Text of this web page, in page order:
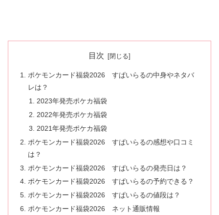
目次
ポケモンカード福袋2026 すぱいらるの中身やネタバ
レは？
2023年発売ポケカ福袋
2022年発売ポケカ福袋
2021年発売ポケカ福袋
ポケモンカード福袋2026 すぱいらるの感想や口コミ
は？
ポケモンカード福袋2026 すぱいらるの発売日は？
ポケモンカード福袋2026 すぱいらるの予約できる？
ポケモンカード福袋2026 すぱいらるの値段は？
ポケモンカード福袋2026 ネット通販情報